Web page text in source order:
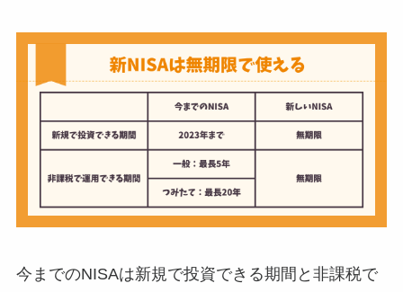
今までのNISAは新規で投資できる期間と非課税で